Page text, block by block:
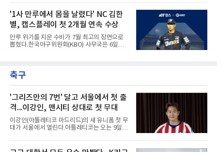
10위 이내 선수끼리 이런 공방을 벌인 사례는 처
음이다.흐름은 크로암스트롱
뒤 야외 달리기와 상체 저항 운동으로 훈련 강도
를 높여도 된다는 허가를 받았다고 전했다.저지
는 이날 뉴욕 양키스타디움에서 열린 세인트루
이스 카디널스전을 앞두고 야구 장비를 착용한
채 스트레칭과 조깅, 저항 밴드 훈련을 소화했
다. 아메리칸리그 최우수선수(MVP) 3회 수상자
인 그가 부상 이후 야외 달리기에 나선 것은 처음
는 것이 계획이었고 올해를 접겠다고 생각한 적
은 없다고 말했다.이탈은
'1사 만루에서 몸을 날렸다' NC 김한
별, 캡스플레이 첫 2개월 연속 수상
만루 위기를 지운 수비가 7월 최고의 장면으로
뽑혔다.한국야구위원회(KBO) 사무국은 6일
이 상 제정 이래 첫 사례다.ADT캡스가 KBO와
함께 시상하는 이 상은 공식 기록위원이 승리 확
최고점을 받은 수비 장면에 준다.수상 장면은 지
난달 23일 서울 잠실구장에서 나왔다. NC가 7-5
로 앞선 8회말 1사 만루에서 김한별은 LG 트윈
스 오지환의 강한 타구에 몸을 날려 막아낸 뒤 유
격수 김주원에게 연결했다. 김주원이 1루수 블
레인에게 던지며 4-6-3 병살타가 완
축구
'그리즈만의 7번' 달고 서울에서 첫 출
격...이강인, 맨시티 상대로 첫 무대
이강인(아틀레티코 마드리드)의 새 유니폼 첫 무
대가 서울에서 열린다.아틀레티코는 오는 9일
와 2026 쿠팡플레이 시리즈 친선 경기를 치른다.
구단 소집 명단에 이강인이 포함되면서 변수가